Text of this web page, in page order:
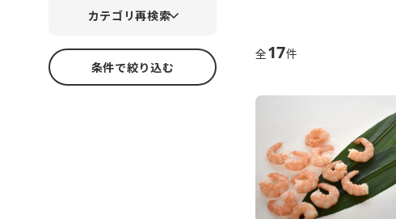
全17件
カテゴリ再検索
条件で絞り込む